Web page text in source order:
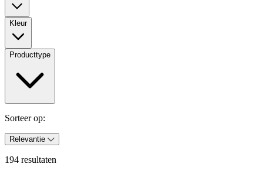
Kleur
Producttype
Sorteer op:
Relevantie
194 resultaten